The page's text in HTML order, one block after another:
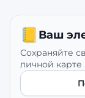
📒 Ваш
Сохраняйте
личной карте